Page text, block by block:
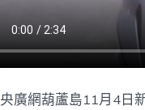
央廣網葫蘆島11月4日